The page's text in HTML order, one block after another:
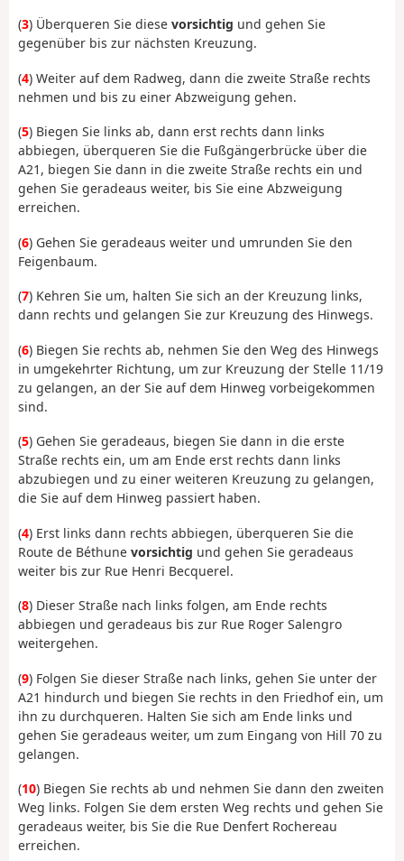
(3) Überqueren Sie diese vorsichtig und gehen Sie
gegenüber bis zur nächsten Kreuzung.
(4) Weiter auf dem Radweg, dann die zweite Straße rechts
nehmen und bis zu einer Abzweigung gehen.
(5) Biegen Sie links ab, dann erst rechts dann links
abbiegen, überqueren Sie die Fußgängerbrücke über die
A21, biegen Sie dann in die zweite Straße rechts ein und
gehen Sie geradeaus weiter, bis Sie eine Abzweigung
erreichen.
(6) Gehen Sie geradeaus weiter und umrunden Sie den
Feigenbaum.
(7) Kehren Sie um, halten Sie sich an der Kreuzung links,
dann rechts und gelangen Sie zur Kreuzung des Hinwegs.
(6) Biegen Sie rechts ab, nehmen Sie den Weg des Hinwegs
in umgekehrter Richtung, um zur Kreuzung der Stelle 11/19
zu gelangen, an der Sie auf dem Hinweg vorbeigekommen
sind.
(5) Gehen Sie geradeaus, biegen Sie dann in die erste
Straße rechts ein, um am Ende erst rechts dann links
abzubiegen und zu einer weiteren Kreuzung zu gelangen,
die Sie auf dem Hinweg passiert haben.
(4) Erst links dann rechts abbiegen, überqueren Sie die
Route de Béthune vorsichtig und gehen Sie geradeaus
weiter bis zur Rue Henri Becquerel.
(8) Dieser Straße nach links folgen, am Ende rechts
abbiegen und geradeaus bis zur Rue Roger Salengro
weitergehen.
(9) Folgen Sie dieser Straße nach links, gehen Sie unter der
A21 hindurch und biegen Sie rechts in den Friedhof ein, um
ihn zu durchqueren. Halten Sie sich am Ende links und
gehen Sie geradeaus weiter, um zum Eingang von Hill 70 zu
gelangen.
(10) Biegen Sie rechts ab und nehmen Sie dann den zweiten
Weg links. Folgen Sie dem ersten Weg rechts und gehen Sie
geradeaus weiter, bis Sie die Rue Denfert Rochereau
erreichen.